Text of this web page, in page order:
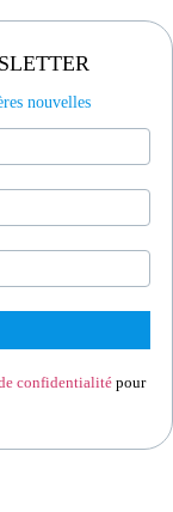
nouvelles
confidentialitépour